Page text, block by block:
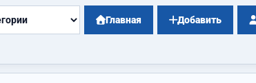
Главная Добавить